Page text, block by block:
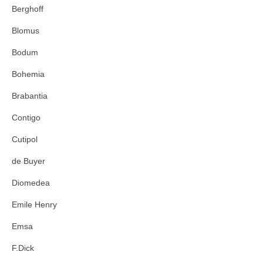
Berghoff
Blomus
Bodum
Bohemia
Brabantia
Contigo
Cutipol
de Buyer
Diomedea
Emile Henry
Emsa
F.Dick